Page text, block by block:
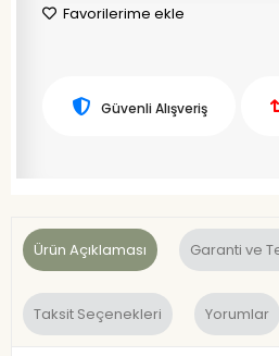
Favorilerime ekle
Güvenli Alışveriş
Ürün Açıklaması Garanti ve
Taksit Seçenekleri Yorumlar